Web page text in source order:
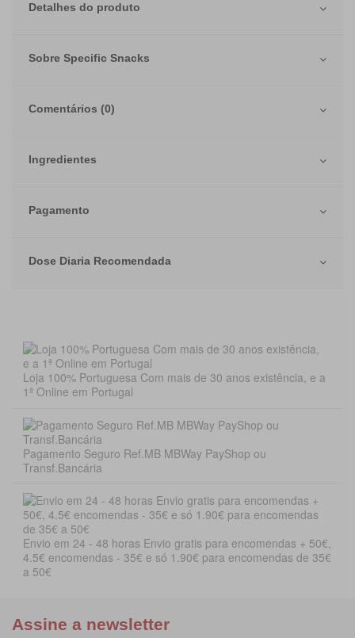
Detalhes do produto
Sobre Specific Snacks
Comentários (0)
Ingredientes
Pagamento
Dose Diaria Recomendada
Loja 100% Portuguesa Com mais de 30 anos existência, e a
1ª Online em Portugal
Pagamento Seguro Ref.MB MBWay PayShop ou
Transf.Bancária
Envio em 24 - 48 horas Envio gratis para encomendas + 50€,
4.5€ encomendas - 35€ e só 1.90€ para encomendas de 35€
a 50€
Assine a newsletter